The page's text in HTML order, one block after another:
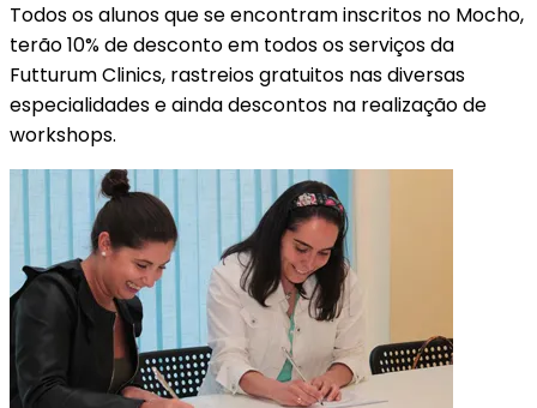
Todos os alunos que se encontram inscritos no Mocho,
terão 10% de desconto em todos os serviços da
Futturum Clinics, rastreios gratuitos nas diversas
especialidades e ainda descontos na realização de
workshops.